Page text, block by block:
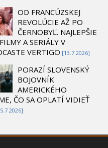
OD FRANCÚZSKEJ
REVOLÚCIE AŽ PO
ČERNOBYĽ. NAJLEPŠIE
A SERIÁLY V
VERTIGO [13.7 2026]
PORAZÍ SLOVENSKÝ
BOJOVNÍK
AMERICKÉHO
ČO SA OPLATÍ VIDIEŤ
2026]